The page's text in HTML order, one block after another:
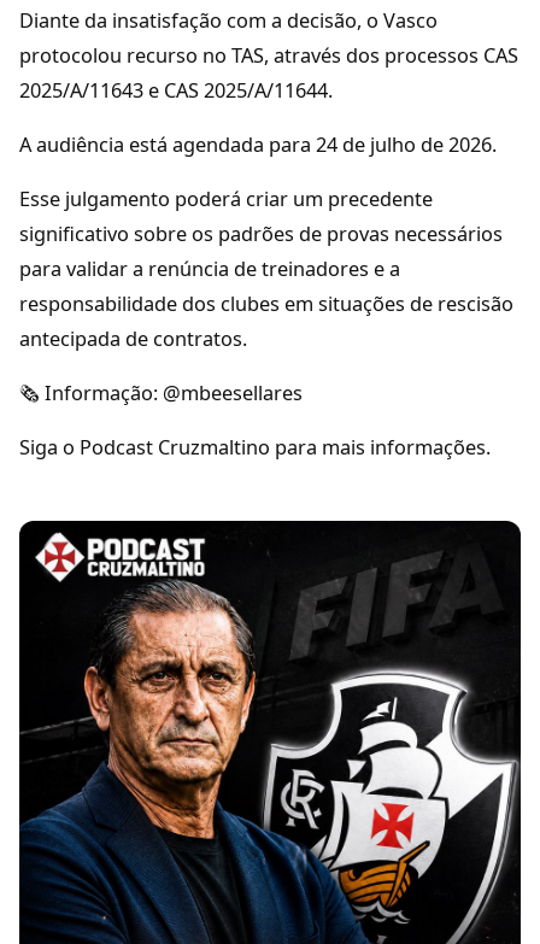
Diante da insatisfação com a decisão, o Vasco
protocolou recurso no TAS, através dos processos CAS
2025/A/11643 e CAS 2025/A/11644.
A audiência está agendada para 24 de julho de 2026.
Esse julgamento poderá criar um precedente
significativo sobre os padrões de provas necessários
para validar a renúncia de treinadores e a
responsabilidade dos clubes em situações de rescisão
antecipada de contratos.
🗞️ Informação: @mbeesellares
Siga o Podcast Cruzmaltino para mais informações.